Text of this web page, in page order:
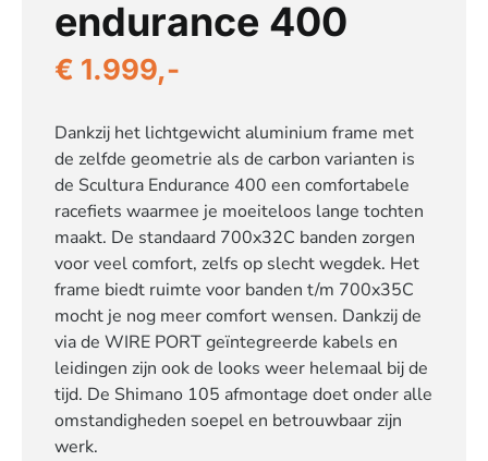
endurance 400
€ 1.999,-
Dankzij het lichtgewicht aluminium frame met
de zelfde geometrie als de carbon varianten is
de Scultura Endurance 400 een comfortabele
racefiets waarmee je moeiteloos lange tochten
maakt. De standaard 700x32C banden zorgen
voor veel comfort, zelfs op slecht wegdek. Het
frame biedt ruimte voor banden t/m 700x35C
mocht je nog meer comfort wensen. Dankzij de
via de WIRE PORT geïntegreerde kabels en
leidingen zijn ook de looks weer helemaal bij de
tijd. De Shimano 105 afmontage doet onder alle
omstandigheden soepel en betrouwbaar zijn
werk.